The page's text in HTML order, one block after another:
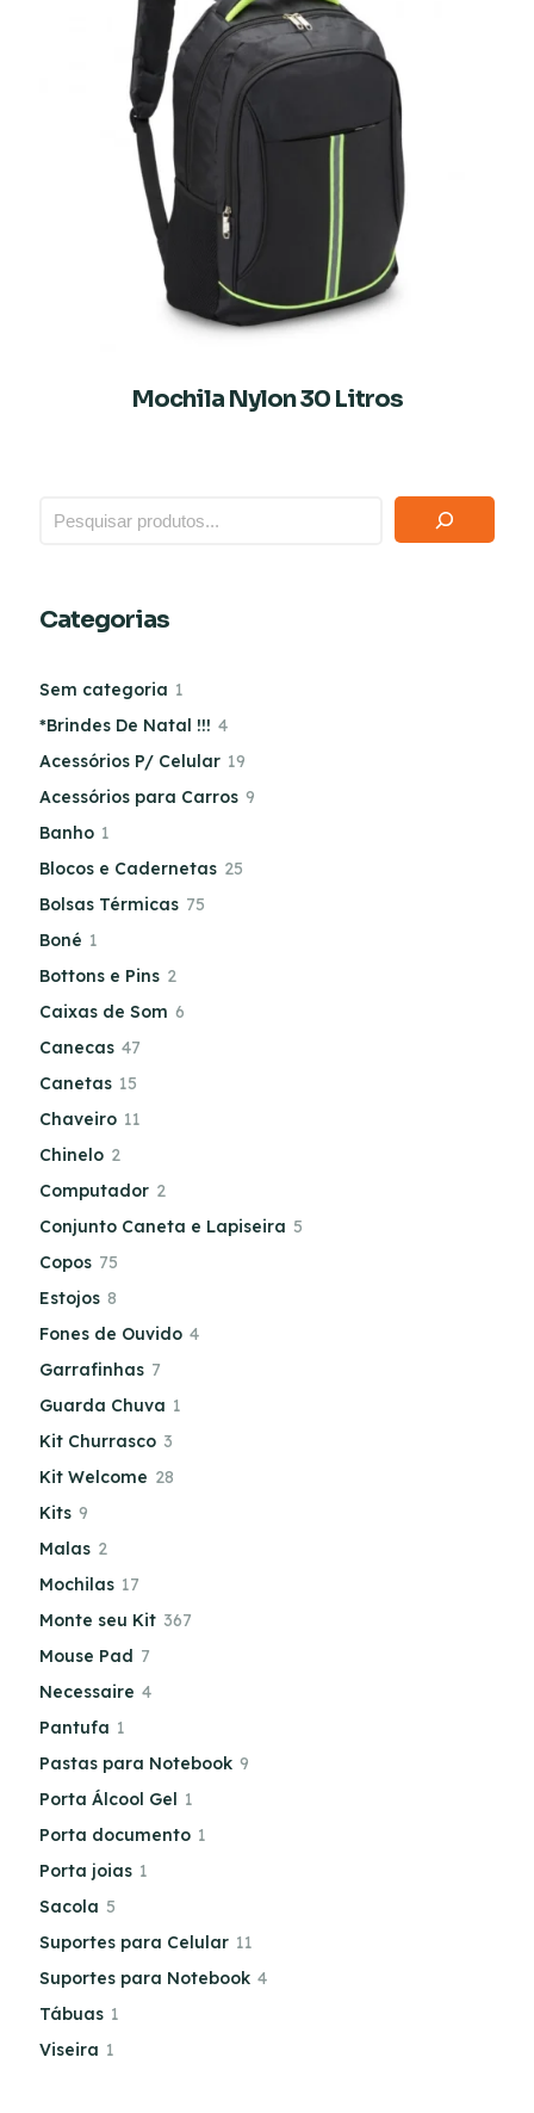
Mochila Nylon 30 Litros
Categorias
Sem categoria 1
*Brindes De Natal !!! 4
Acessórios P/ Celular 19
Acessórios para Carros 9
Banho 1
Blocos e Cadernetas 25
Bolsas Térmicas 75
Boné 1
Bottons e Pins 2
Caixas de Som 6
Canecas 47
Canetas 15
Chaveiro 11
Chinelo 2
Computador 2
Conjunto Caneta e Lapiseira 5
Copos 75
Estojos 8
Fones de Ouvido 4
Garrafinhas 7
Guarda Chuva 1
Kit Churrasco 3
Kit Welcome 28
Kits 9
Malas 2
Mochilas 17
Monte seu Kit 367
Mouse Pad 7
Necessaire 4
Pantufa 1
Pastas para Notebook 9
Porta Álcool Gel 1
Porta documento 1
Porta joias 1
Sacola 5
Suportes para Celular 11
Suportes para Notebook 4
Tábuas 1
Viseira 1